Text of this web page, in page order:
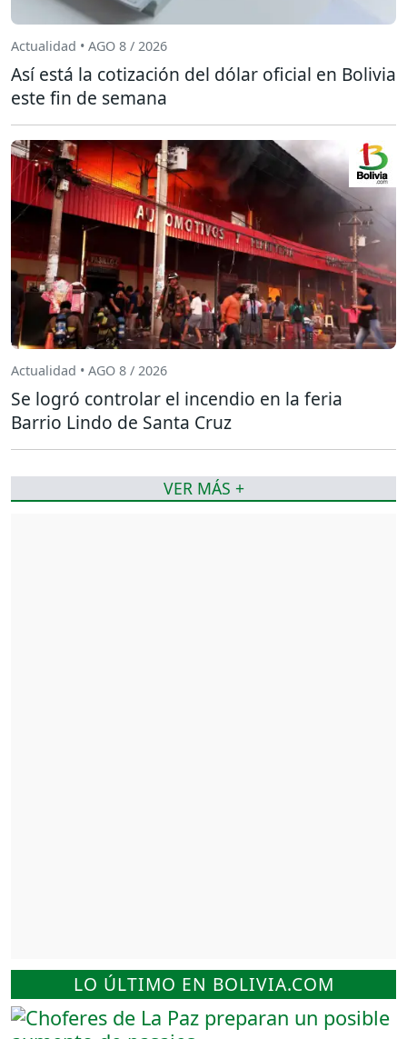
LO ÚLTIMO EN BOLIVIA.COM
Actualidad • AGO 8 / 2026
Así está la cotización del dólar oficial en Bolivia
este fin de semana
Actualidad • AGO 8 / 2026
Se logró controlar el incendio en la feria
Barrio Lindo de Santa Cruz
VER MÁS +